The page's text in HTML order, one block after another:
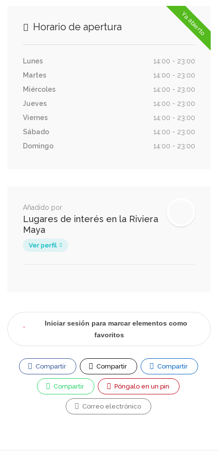
Ya abierto
Horario de apertura
Lunes
14:00 - 23:00
Martes
14:00 - 23:00
Miércoles
14:00 - 23:00
Jueves
14:00 - 23:00
Viernes
14:00 - 23:00
Sábado
14:00 - 23:00
Domingo
14:00 - 23:00
Añadido por
Lugares de interés en la Riviera
Maya
Ver perfil
Iniciar sesión para marcar elementos como
favoritos
Compartir Compartir Compartir
Compartir Póngalo en un pin
Correo electrónico